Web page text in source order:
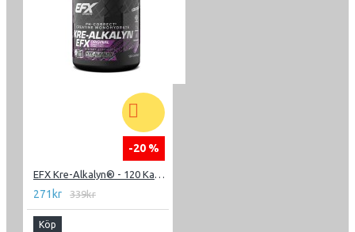
-20 %
EFX Kre-Alkalyn® - 120 Kapslar
271kr 339kr
Köp